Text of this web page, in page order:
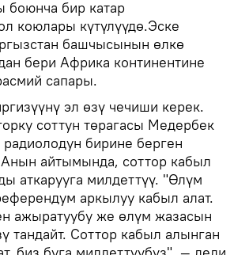
боюнча бир катар
коюлары күтүлүүдө.Эске
башчысынын өлкө
бери Африка континентине
сапары.
эл өзү чечиши керек.
соттун төрагасы Медербек
бирине берген
айтымында, соттор кабыл
аткарууга милдеттүү. "Өлүм
аркылуу кабыл алат.
ажыратуубу же өлүм жазасын
тандайт. Соттор кабыл алынган